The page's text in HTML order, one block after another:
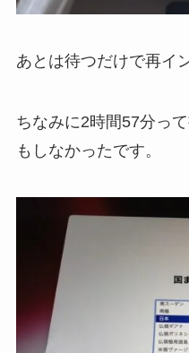
あとは待つだけで再イ
ちなみに2時間57分っ
もしなかったです。